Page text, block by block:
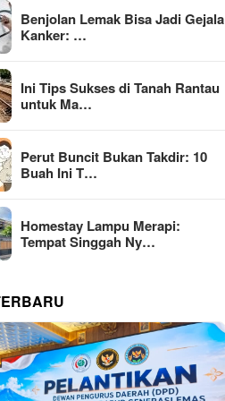
Benjolan Lemak Bisa Jadi Gejala
Kanker: …
Ini Tips Sukses di Tanah Rantau
untuk Ma…
Perut Buncit Bukan Takdir: 10
Buah Ini T…
Homestay Lampu Merapi:
Tempat Singgah Ny…